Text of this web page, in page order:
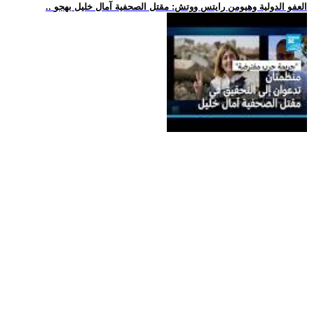
.. العفو الدولية وهيومن رايتس ووتش: مقتل الصحفية آمال خليل بهجو